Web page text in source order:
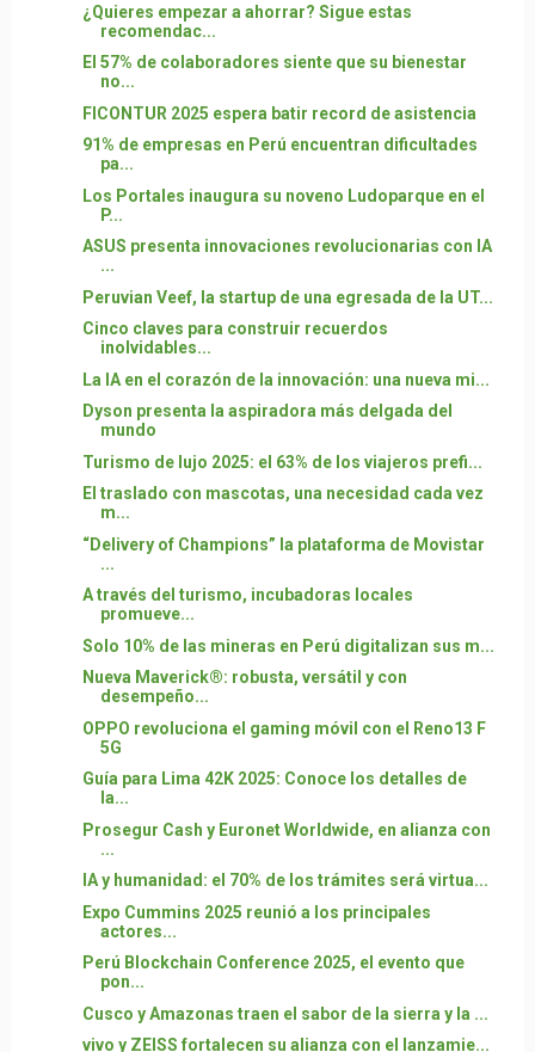
¿Quieres empezar a ahorrar? Sigue estas
recomendac...
El 57% de colaboradores siente que su bienestar
no...
FICONTUR 2025 espera batir record de asistencia
91% de empresas en Perú encuentran dificultades
pa...
Los Portales inaugura su noveno Ludoparque en el
P...
ASUS presenta innovaciones revolucionarias con IA
...
Peruvian Veef, la startup de una egresada de la UT...
Cinco claves para construir recuerdos
inolvidables...
La IA en el corazón de la innovación: una nueva mi...
Dyson presenta la aspiradora más delgada del
mundo
Turismo de lujo 2025: el 63% de los viajeros prefi...
El traslado con mascotas, una necesidad cada vez
m...
“Delivery of Champions” la plataforma de Movistar
...
A través del turismo, incubadoras locales
promueve...
Solo 10% de las mineras en Perú digitalizan sus m...
Nueva Maverick®: robusta, versátil y con
desempeño...
OPPO revoluciona el gaming móvil con el Reno13 F
5G
Guía para Lima 42K 2025: Conoce los detalles de
la...
Prosegur Cash y Euronet Worldwide, en alianza con
...
IA y humanidad: el 70% de los trámites será virtua...
Expo Cummins 2025 reunió a los principales
actores...
Perú Blockchain Conference 2025, el evento que
pon...
Cusco y Amazonas traen el sabor de la sierra y la ...
vivo y ZEISS fortalecen su alianza con el lanzamie...